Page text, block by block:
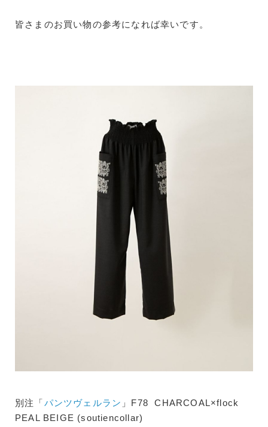
皆さまのお買い物の参考になれば幸いです。
別注「パンツヴェルラン 」F78 CHARCOAL×flock
PEAL BEIGE (soutiencollar)